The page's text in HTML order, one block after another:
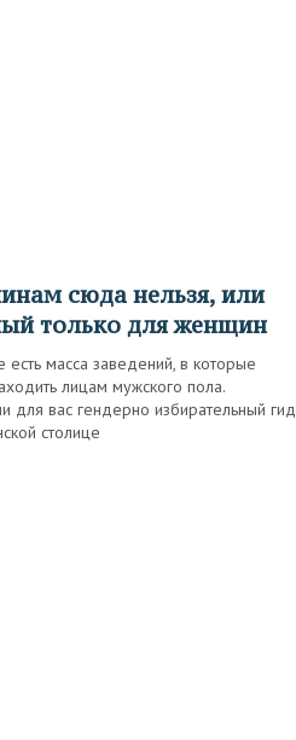
только для женщин
есть масса заведений, в которые
лицам мужского пола.
для вас гендерно избирательный гид
столице